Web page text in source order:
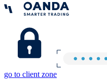
go to client zone